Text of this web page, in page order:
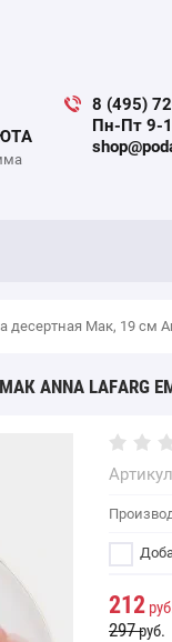
8 (495)
Пн-Пт 9-
десертная Мак, 19 см
ANNA LAFARG
212
297руб.